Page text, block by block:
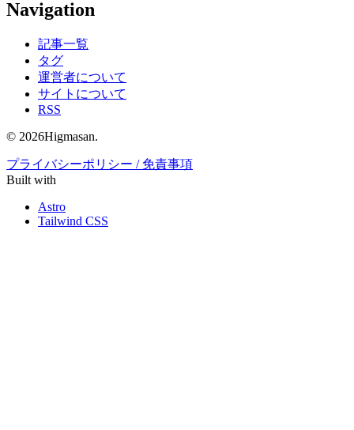
Navigation
記事一覧
タグ
運営者について
サイトについて
RSS
© 2026Higmasan.
プライバシーポリシー / 免責事項
Built with
Astro
Tailwind CSS